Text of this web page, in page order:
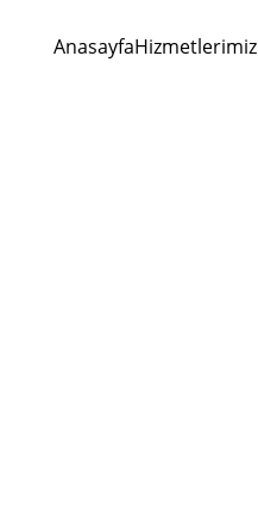
AnasayfaHizmetlerimiz